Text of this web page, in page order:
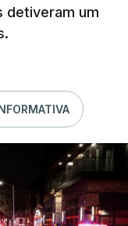
detiveram um